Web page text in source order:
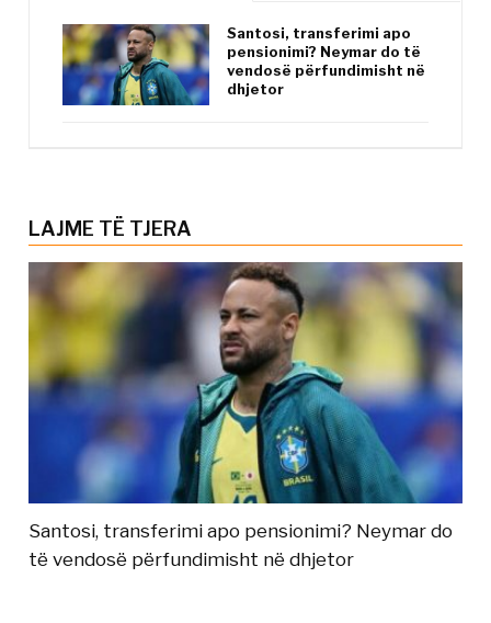
Santosi, transferimi apo
pensionimi? Neymar do të
vendosë përfundimisht në
dhjetor
LAJME TË TJERA
Santosi, transferimi apo pensionimi? Neymar do
të vendosë përfundimisht në dhjetor